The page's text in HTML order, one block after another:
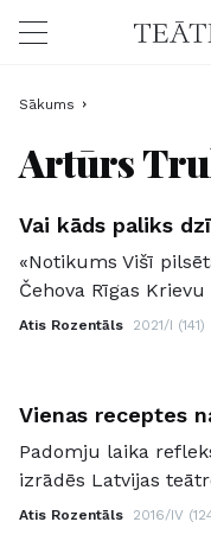
Sākums
Artūrs
Vai kāds paliks
«Notikums Višī
Čehova Rīgas
Atis Rozentāls 2021/I (141)
Vienas receptes
Padomju laika
izrādēs Latvijas
Atis Rozentāls 2016/IV